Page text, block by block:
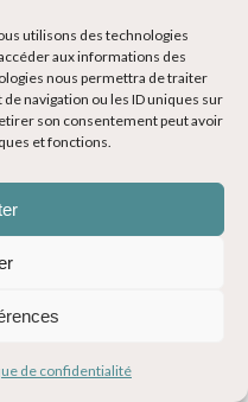
utilisons des technologies
aux informations des
nous permettra de traiter
navigation ou les ID uniques sur
son consentement peut avoir
et fonctions.
de confidentialité
ayant élus domicile
goéland, pingouin torda
Pour les passionnés
! (n’oubliez pas vos